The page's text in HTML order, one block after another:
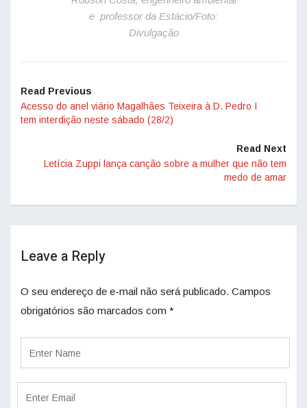
e professor da Estácio/Foto:
Divulgação
Read Previous
Acesso do anel viário Magalhães Teixeira à D. Pedro I
tem interdição neste sábado (28/2)
Read Next
Letícia Zuppi lança canção sobre a mulher que não tem
medo de amar
Leave a Reply
O seu endereço de e-mail não será publicado. Campos
obrigatórios são marcados com *